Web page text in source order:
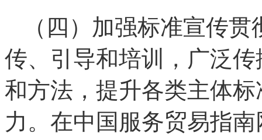
（四）加强标准宣传
传、引导和培训，广泛
和方法，提升各类主体
力。在中国服务贸易指